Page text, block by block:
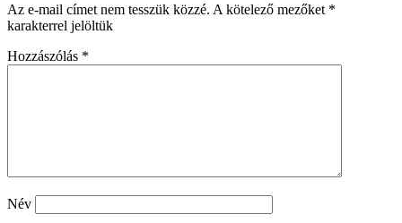
Az e-mail címet nem tesszük közzé. A kötelező mezőket *
karakterrel jelöltük
Hozzászólás *
Név